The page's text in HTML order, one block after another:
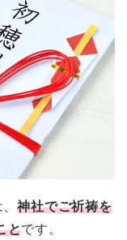
、神社でご祈祷を
とです。